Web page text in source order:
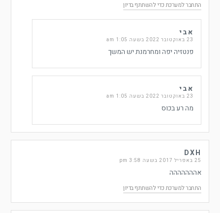
התחבר למערכת כדי להשתתף בדיון
אבי
23 באוקטובר 2022 בשעה 1:05 am
פנטזיה יפה ומחרמנת יש המשך
אבי
23 באוקטובר 2022 בשעה 1:05 am
מה רע בכוס
DXH
25 באפריל 2017 בשעה 3:58 pm
אההההההה
התחבר למערכת כדי להשתתף בדיון